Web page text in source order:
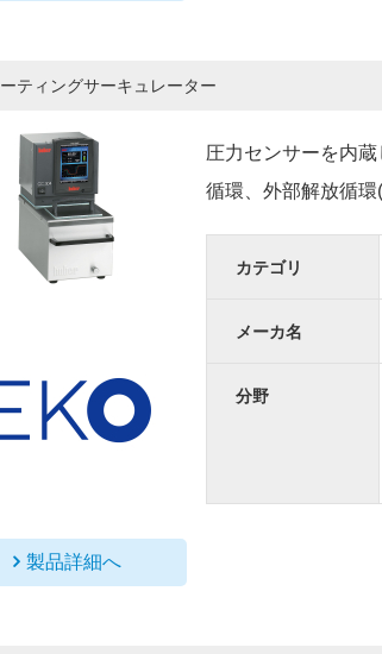
ティングサーキュレーター
製品詳細へ
圧力センサーを内
循環、外部解放循環
カテゴリ
メーカ名
分野